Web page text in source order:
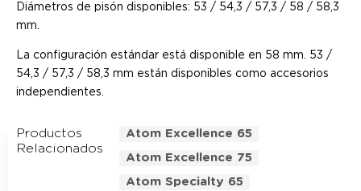
Diámetros de pisón disponibles: 53 / 54,3 / 57,3 / 58 / 58,3
mm.
La configuración estándar está disponible en 58 mm. 53 /
54,3 / 57,3 / 58,3 mm están disponibles como accesorios
independientes.
Productos
Relacionados
Atom Excellence 65
Atom Excellence 75
Atom Specialty 65